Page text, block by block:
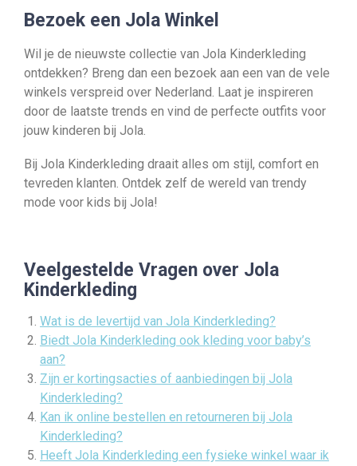
Bezoek een Jola Winkel
Wil je de nieuwste collectie van Jola Kinderkleding
ontdekken? Breng dan een bezoek aan een van de vele
winkels verspreid over Nederland. Laat je inspireren
door de laatste trends en vind de perfecte outfits voor
jouw kinderen bij Jola.
Bij Jola Kinderkleding draait alles om stijl, comfort en
tevreden klanten. Ontdek zelf de wereld van trendy
mode voor kids bij Jola!
Veelgestelde Vragen over Jola
Kinderkleding
Wat is de levertijd van Jola Kinderkleding?
Biedt Jola Kinderkleding ook kleding voor baby’s
aan?
Zijn er kortingsacties of aanbiedingen bij Jola
Kinderkleding?
Kan ik online bestellen en retourneren bij Jola
Kinderkleding?
Heeft Jola Kinderkleding een fysieke winkel waar ik